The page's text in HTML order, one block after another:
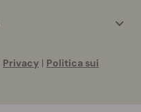
Privacy | Politica sui